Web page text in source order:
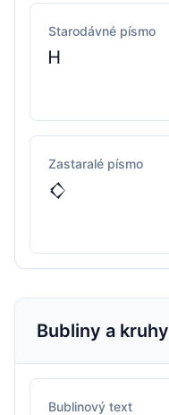
Starodávné písmo
Ꮋ
Zastaralé písmo
𒄭
Bubliny a kruhy
Bublinový text